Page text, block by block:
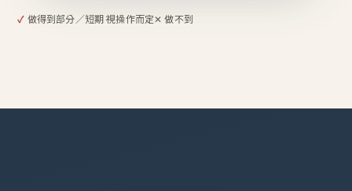
✓ 做得到部分／短期 視操作而定✕ 做不到